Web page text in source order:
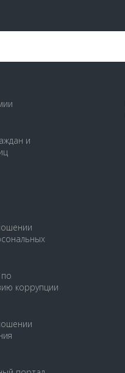
и
коррупции